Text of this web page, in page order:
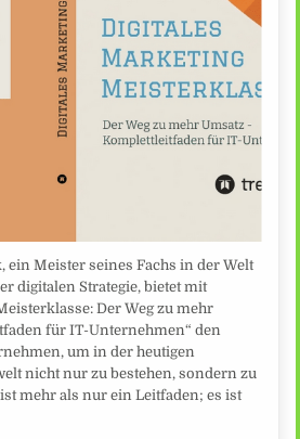
ein Meister seines Fachs in der Welt
digitalen Strategie, bietet mit
Der Weg zu mehr
für IT-Unternehmen“ den
um in der heutigen
nicht nur zu bestehen, sondern zu
mehr als nur ein Leitfaden; es ist